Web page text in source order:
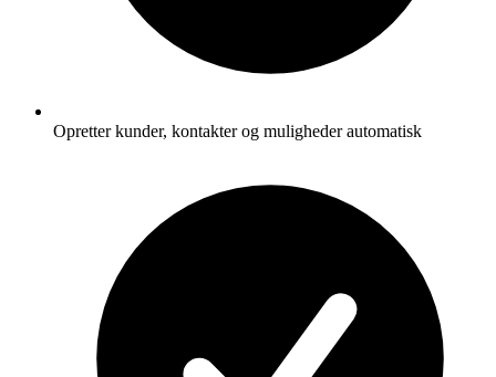
Opretter kunder, kontakter og muligheder automatisk